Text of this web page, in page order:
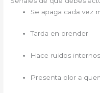
Se apaga cada vez
Tarda en prender
Hace ruidos internos
Presenta olor a